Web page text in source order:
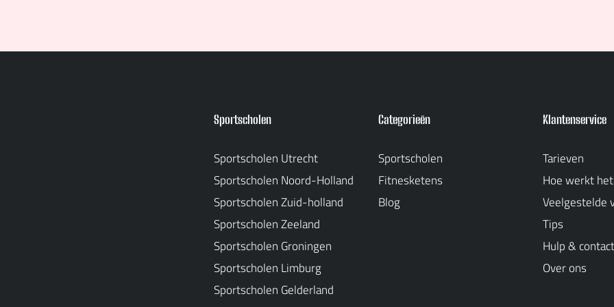
Sportscholen
Sportscholen Utrecht
Sportscholen Noord-Holland
Sportscholen Zuid-holland
Sportscholen Zeeland
Sportscholen Groningen
Sportscholen Limburg
Sportscholen Gelderland
Categorieën
Sportscholen
Fitnesketens
Blog
Klantenservice
Tarieven
Hoe werkt het
Veelgestelde
Tips
Hulp & contact
Over ons